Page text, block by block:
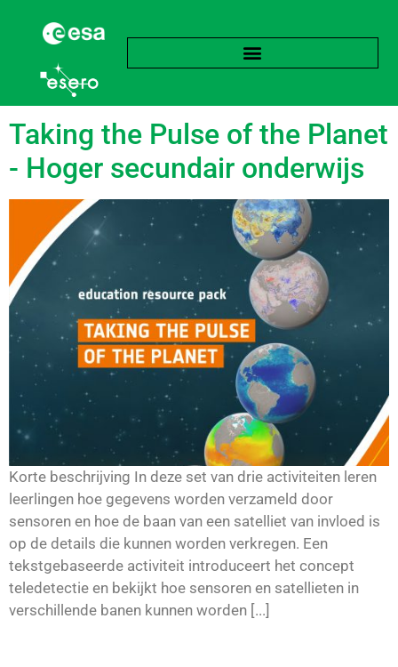
Label: Pool
Taking the Pulse of the Planet
- Hoger secundair onderwijs
Korte beschrijving In deze set van drie activiteiten leren
leerlingen hoe gegevens worden verzameld door
sensoren en hoe de baan van een satelliet van invloed is
op de details die kunnen worden verkregen. Een
tekstgebaseerde activiteit introduceert het concept
teledetectie en bekijkt hoe sensoren en satellieten in
verschillende banen kunnen worden [...]